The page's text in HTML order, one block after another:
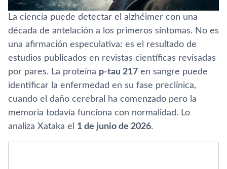
La ciencia puede detectar el alzhéimer con una
década de antelación a los primeros síntomas. No es
una afirmación especulativa: es el resultado de
estudios publicados en revistas científicas revisadas
por pares. La proteína p-tau 217 en sangre puede
identificar la enfermedad en su fase preclínica,
cuando el daño cerebral ha comenzado pero la
memoria todavía funciona con normalidad. Lo
analiza Xataka el 1 de junio de 2026.